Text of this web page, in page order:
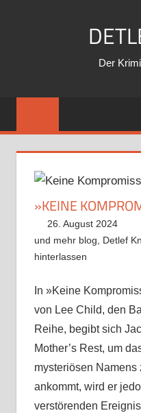
Der
»KEINE
26. August 2024
und mehr blog, Detlef
hinterlassen
In »Keine
von Lee Child, den
Reihe, begibt sich
Mother’s Rest, um
mysteriösen Namens
ankommt, wird er
verstörenden